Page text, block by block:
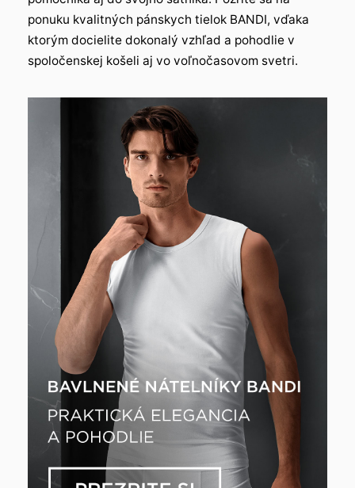
ponuku kvalitných pánskych tielok BANDI, vďaka
ktorým docielite dokonalý vzhľad a pohodlie v
spoločenskej košeli aj vo voľnočasovom svetri.